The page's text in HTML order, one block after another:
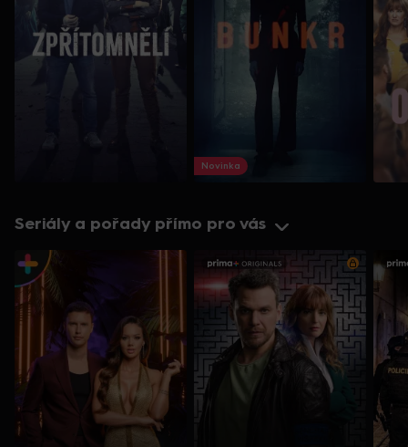
Novinka
Seriály a pořady přímo pro vás